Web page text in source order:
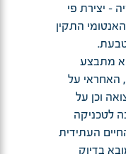
- יצירת פי
התקין
מתבצע
האחראי על
וכן על
לטכניקה
העתידית
בדיוק